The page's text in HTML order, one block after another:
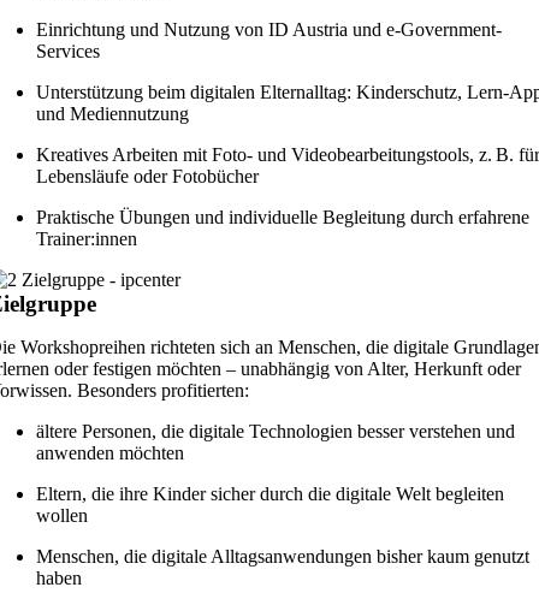
Einrichtung und Nutzung von ID Austria und e-Government-
Services
Unterstützung beim digitalen Elternalltag: Kinderschutz, Lern-
und Mediennutzung
Kreatives Arbeiten mit Foto- und Videobearbeitungstools, z. B.
Lebensläufe oder Fotobücher
Praktische Übungen und individuelle Begleitung durch erfahrene
Trainer:innen
Workshopreihen richteten sich an Menschen, die digitale
oder festigen möchten – unabhängig von Alter, Herkunft oder
Besonders profitierten:
ältere Personen, die digitale Technologien besser verstehen und
anwenden möchten
Eltern, die ihre Kinder sicher durch die digitale Welt begleiten
wollen
Menschen, die digitale Alltagsanwendungen bisher kaum genutzt
haben